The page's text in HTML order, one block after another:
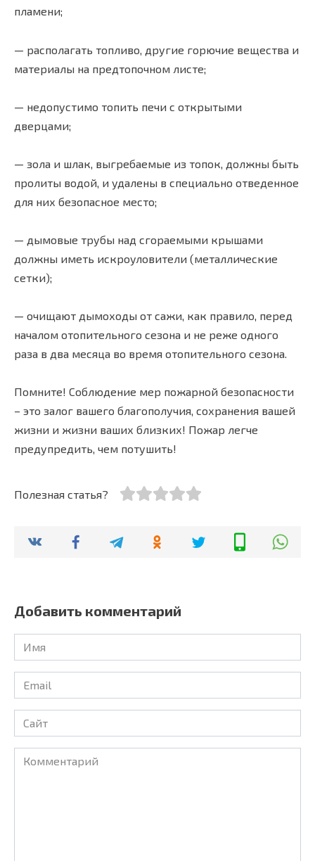
пламени;
— располагать топливо, другие горючие вещества и
материалы на предтопочном листе;
— недопустимо топить печи с открытыми
дверцами;
— зола и шлак, выгребаемые из топок, должны быть
пролиты водой, и удалены в специально отведенное
для них безопасное место;
— дымовые трубы над сгораемыми крышами
должны иметь искроуловители (металлические
сетки);
— очищают дымоходы от сажи, как правило, перед
началом отопительного сезона и не реже одного
раза в два месяца во время отопительного сезона.
Помните! Соблюдение мер пожарной безопасности
– это залог вашего благополучия, сохранения вашей
жизни и жизни ваших близких! Пожар легче
предупредить, чем потушить!
Полезная статья?
Добавить комментарий
Имя
Email
Сайт
Комментарий